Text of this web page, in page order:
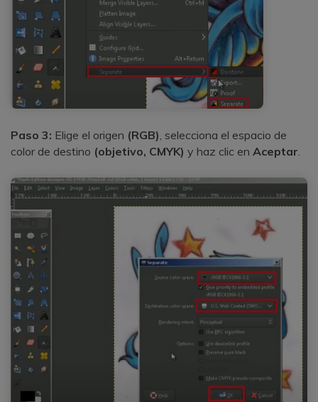
Paso 3: Elige el origen (RGB) , selecciona el espacio de
color de destino (objetivo, CMYK) y haz clic en Aceptar